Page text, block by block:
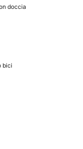
doccia
bici